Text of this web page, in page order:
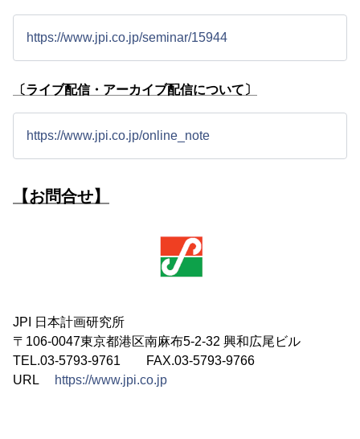
https://www.jpi.co.jp/seminar/15944
〔ライブ配信・アーカイブ配信について〕
https://www.jpi.co.jp/online_note
【お問合せ】
JPI 日本計画研究所
〒106-0047東京都港区南麻布5-2-32 興和広尾ビル
TEL.03-5793-9761 FAX.03-5793-9766
URL
https://www.jpi.co.jp